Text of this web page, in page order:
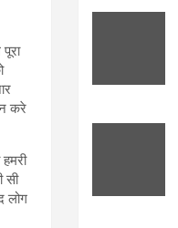
करे
सी
लोग